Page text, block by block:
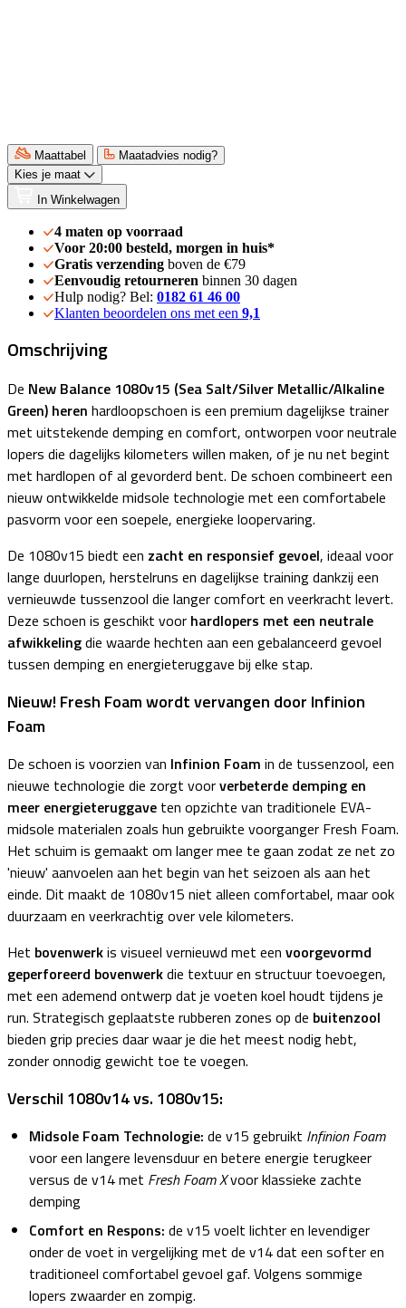
Maattabel
Maatadvies nodig?
Kies je maat
In Winkelwagen
4 maten op voorraad
Voor 20:00 besteld, morgen in huis*
Gratis verzending boven de €79
Eenvoudig retourneren binnen 30 dagen
Hulp nodig? Bel: 0182 61 46 00
Klanten beoordelen ons met een 9,1
Omschrijving
De New Balance 1080v15 (Sea Salt/Silver Metallic/Alkaline
Green) heren hardloopschoen is een premium dagelijkse trainer
met uitstekende demping en comfort, ontworpen voor neutrale
lopers die dagelijks kilometers willen maken, of je nu net begint
met hardlopen of al gevorderd bent. De schoen combineert een
nieuw ontwikkelde midsole technologie met een comfortabele
pasvorm voor een soepele, energieke loopervaring.
De 1080v15 biedt een zacht en responsief gevoel, ideaal voor
lange duurlopen, herstelruns en dagelijkse training dankzij een
vernieuwde tussenzool die langer comfort en veerkracht levert.
Deze schoen is geschikt voor hardlopers met een neutrale
afwikkelingdie waarde hechten aan een gebalanceerd gevoel
tussen demping en energieteruggave bij elke stap.
Nieuw! Fresh Foam wordt vervangen door Infinion
Foam
De schoen is voorzien van Infinion Foam in de tussenzool, een
nieuwe technologie die zorgt voorverbeterde demping en
meer energieteruggave ten opzichte van traditionele EVA-
midsole materialen zoals hun gebruikte voorganger Fresh Foam.
Het schuim is gemaakt om langer mee te gaan zodat ze net zo
'nieuw' aanvoelen aan het begin van het seizoen als aan het
einde. Dit maakt de 1080v15 niet alleen comfortabel, maar ook
duurzaam en veerkrachtig over vele kilometers.
Het bovenwerkis visueel vernieuwd met een voorgevormd
geperforeerd bovenwerkdie textuur en structuur toevoegen,
met een ademend ontwerp dat je voeten koel houdt tijdens je
run. Strategisch geplaatste rubberen zones op de buitenzool
bieden grip precies daar waar je die het meest nodig hebt,
zonder onnodig gewicht toe te voegen.
Verschil 1080v14 vs. 1080v15:
Midsole Foam Technologie: de v15 gebruikt Infinion Foam
voor een langere levensduur en betere energie terugkeer
versus de v14 met Fresh Foam Xvoor klassieke zachte
demping
Comfort en Respons: de v15 voelt lichter en levendiger
onder de voet in vergelijking met de v14 dat een softer en
traditioneel comfortabel gevoel gaf. Volgens sommige
lopers zwaarder en zompig.